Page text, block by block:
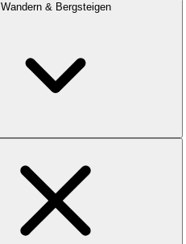
Wandern & Bergsteigen